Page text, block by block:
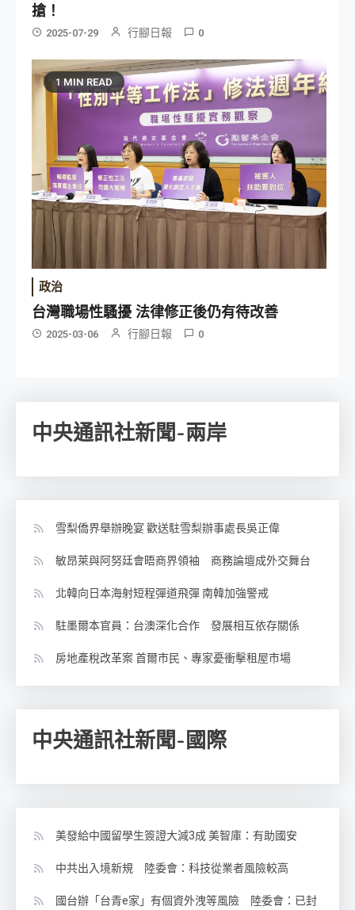
搶！
2025-07-29 行腳日報 0
1 MIN READ
政治
台灣職場性騷擾 法律修正後仍有待改善
2025-03-06 行腳日報 0
中央通訊社新聞-兩岸
雪梨僑界舉辦晚宴 歡送駐雪梨辦事處長吳正偉
敏昂萊與阿努廷會晤商界領袖 商務論壇成外交舞台
北韓向日本海射短程彈道飛彈 南韓加強警戒
駐墨爾本官員：台澳深化合作 發展相互依存關係
房地產稅改革案 首爾市民、專家憂衝擊租屋市場
中央通訊社新聞-國際
美發給中國留學生簽證大減3成 美智庫：有助國安
中共出入境新規 陸委會：科技從業者風險較高
國台辦「台青e家」有個資外洩等風險 陸委會：已封